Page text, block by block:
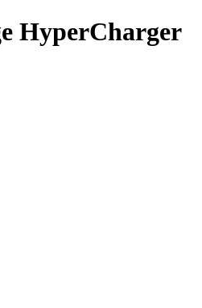
HyperCharger